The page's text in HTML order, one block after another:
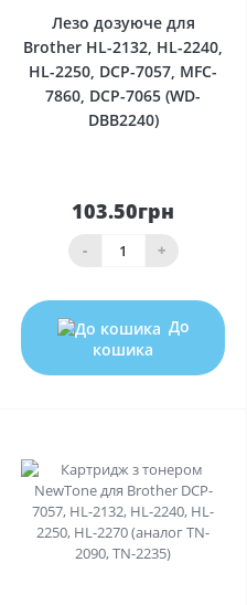
Лезо дозуюче для
Brother HL-2132, HL-2240,
HL-2250, DCP-7057, MFC-
7860, DCP-7065 (WD-
DBB2240)
103.50грн
- +
До
кошика